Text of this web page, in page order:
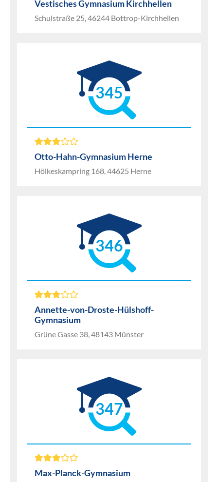
Vestisches Gymnasium Kirchhellen
Schulstraße 25, 46244 Bottrop-Kirchhellen
345
Otto-Hahn-Gymnasium Herne
Hölkeskampring 168, 44625 Herne
346
Annette-von-Droste-Hülshoff-
Gymnasium
Grüne Gasse 38, 48143 Münster
347
Max-Planck-Gymnasium